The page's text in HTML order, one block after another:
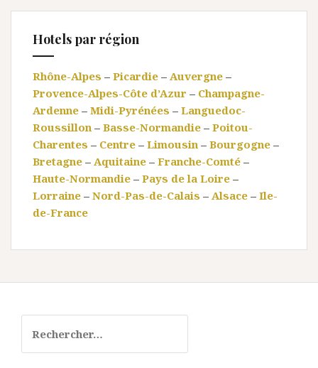
Hotels par région
Rhône-Alpes – Picardie – Auvergne –
Provence-Alpes-Côte d’Azur – Champagne-
Ardenne – Midi-Pyrénées – Languedoc-
Roussillon – Basse-Normandie – Poitou-
Charentes – Centre – Limousin – Bourgogne –
Bretagne – Aquitaine – Franche-Comté –
Haute-Normandie – Pays de la Loire –
Lorraine – Nord-Pas-de-Calais – Alsace – Ile-
de-France